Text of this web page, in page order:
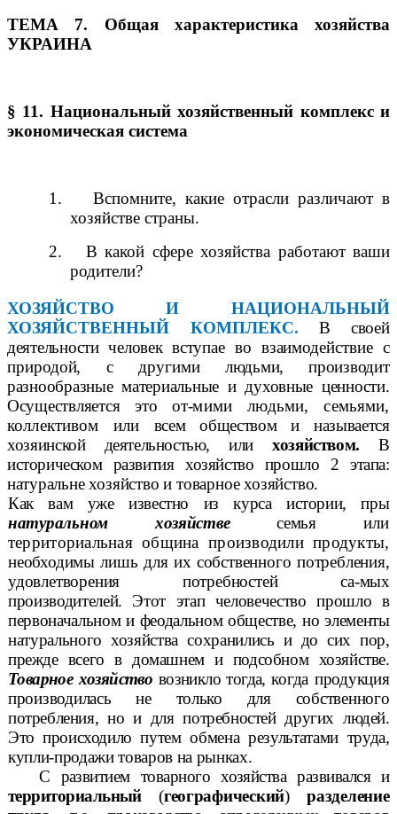
ТЕМА 7. Общая характеристика хозяйства
УКРАИНА
§ 11. Национальный хозяйственный комплекс и
экономическая система
1.
Вспомните, какие отрасли различают в
хозяйстве страны.
2.
В какой сфере хозяйства работают ваши
родители?
ХОЗЯЙСТВО И НАЦИОНАЛЬНЫЙ
ХОЗЯЙСТВЕННЫЙ КОМПЛЕКС. В своей
деятельности человек вступае во взаимодействие с
природой, с другими людьми, производит
разнообразные материальные и духовные ценности.
Осуществляется это от-мими людьми, семьями,
коллективом или всем обществом и называется
хозяинской деятельностью, илихозяйством. В
историческом развития хозяйство прошло 2 этапа:
натуральне хозяйство и товарное хозяйство.
Как вам уже известно из курса истории, пры
натуральном хозяйствесемья или
территориальная община производили продукты,
необходимы лишь для их собственного потребления,
удовлетворения потребностей са-мых
производителей. Этот этап человечество прошло в
первоначальном и феодальном обществе, но элементы
натурального хозяйства сохранились и до сих пор,
прежде всего в домашнем и подсобном хозяйстве.
Товарное хозяйство возникло тогда,когда продукция
производилась не только для собственного
потребления, но и для потребностей других людей.
Это происходилопутем обмена результатами труда,
купли-продажи товаров на рынках.
С развитием товарного хозяйства развивался и
территориальный(географический)разделение